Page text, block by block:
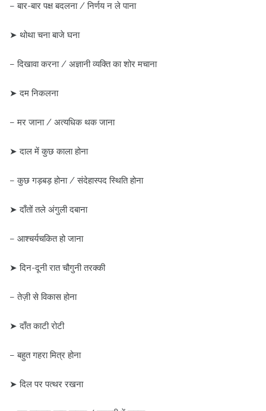
– बार-बार पक्ष बदलना / निर्णय न ले पाना
➤ थोथा चना बाजे घना
– दिखावा करना / अज्ञानी व्यक्ति का शोर मचाना
➤ दम निकलना
– मर जाना / अत्यधिक थक जाना
➤ दाल में कुछ काला होना
– कुछ गड़बड़ होना / संदेहास्पद स्थिति होना
➤ दाँतों तले अंगुली दबाना
– आश्चर्यचकित हो जाना
➤ दिन-दूनी रात चौगुनी तरक्की
– तेज़ी से विकास होना
➤ दाँत काटी रोटी
– बहुत गहरा मित्र होना
➤ दिल पर पत्थर रखना